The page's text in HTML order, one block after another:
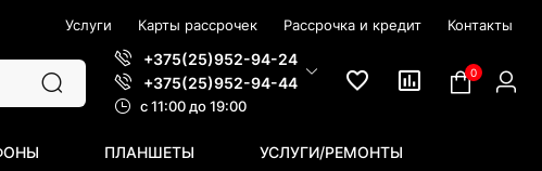
Услуги Карты рассрочек Рассрочка и кредит Контакты
+375(25)952-94-24
+375(25)952-94-44
c 11:00 до 19:00
0
ПЛАНШЕТЫ УСЛУГИ/РЕМОНТЫ